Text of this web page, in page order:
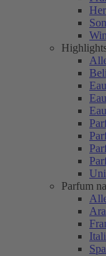
Parfum